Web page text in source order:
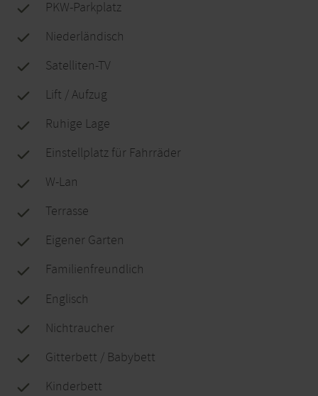
PKW-Parkplatz
Niederländisch
Satelliten-TV
Lift / Aufzug
Ruhige Lage
Einstellplatz für Fahrräder
W-Lan
Terrasse
Eigener Garten
Familienfreundlich
Englisch
Nichtraucher
Gitterbett / Babybett
Kinderbett